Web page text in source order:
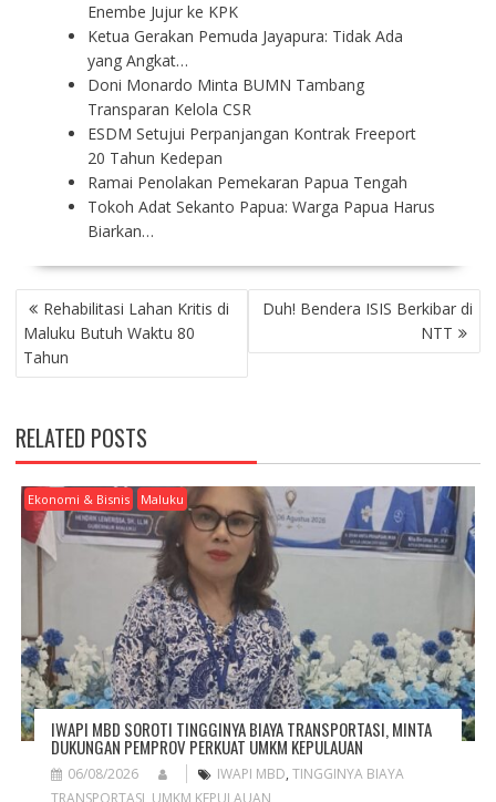
Enembe Jujur ke KPK
Ketua Gerakan Pemuda Jayapura: Tidak Ada
yang Angkat…
Doni Monardo Minta BUMN Tambang
Transparan Kelola CSR
ESDM Setujui Perpanjangan Kontrak Freeport
20 Tahun Kedepan
Ramai Penolakan Pemekaran Papua Tengah
Tokoh Adat Sekanto Papua: Warga Papua Harus
Biarkan…
P
O
S
T
A
V
I
G
A
T
Rehabilitasi Lahan Kritis di
Maluku Butuh Waktu 80
Tahun
Duh! Bendera ISIS Berkibar di
NTT
RELATED POSTS
Ekonomi & Bisnis Maluku
IWAPI MBD SOROTI TINGGINYA BIAYA TRANSPORTASI, MINTA
DUKUNGAN PEMPROV PERKUAT UMKM KEPULAUAN
06/08/2026 IWAPI MBD, TINGGINYA BIAYA
TRANSPORTASI UMKM KEPULAUAN